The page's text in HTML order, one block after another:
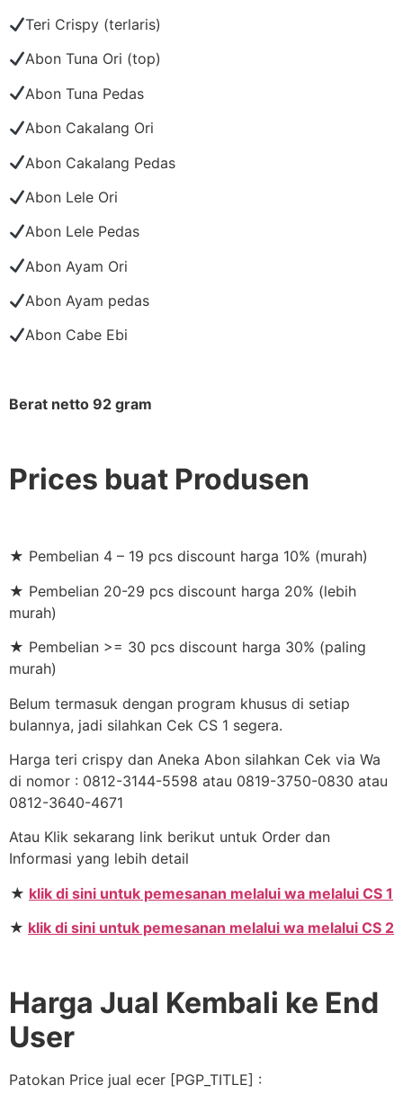
Teri Crispy (terlaris)
Abon Tuna Ori (top)
Abon Tuna Pedas
Abon Cakalang Ori
Abon Cakalang Pedas
Abon Lele Ori
Abon Lele Pedas
Abon Ayam Ori
Abon Ayam pedas
Abon Cabe Ebi
Berat netto 92 gram
Prices buat Produsen
★ Pembelian 4 – 19 pcs discount harga 10% (murah)
★ Pembelian 20-29 pcs discount harga 20% (lebih
murah)
★ Pembelian >= 30 pcs discount harga 30% (paling
murah)
Belum termasuk dengan program khusus di setiap
bulannya, jadi silahkan Cek CS 1 segera.
Harga teri crispy dan Aneka Abon silahkan Cek via Wa
di nomor : 0812-3144-5598 atau 0819-3750-0830 atau
0812-3640-4671
Atau Klik sekarang link berikut untuk Order dan
Informasi yang lebih detail
★ klik di sini untuk pemesanan melalui wa melalui CS 1
★ klik di sini untuk pemesanan melalui wa melalui CS 2
Harga Jual Kembali ke End
User
Patokan Price jual ecer [PGP_TITLE] :